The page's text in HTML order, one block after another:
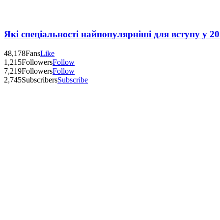
Які спеціальності найпопулярніші для вступу у
48,178FansLike
1,215FollowersFollow
7,219FollowersFollow
2,745SubscribersSubscribe